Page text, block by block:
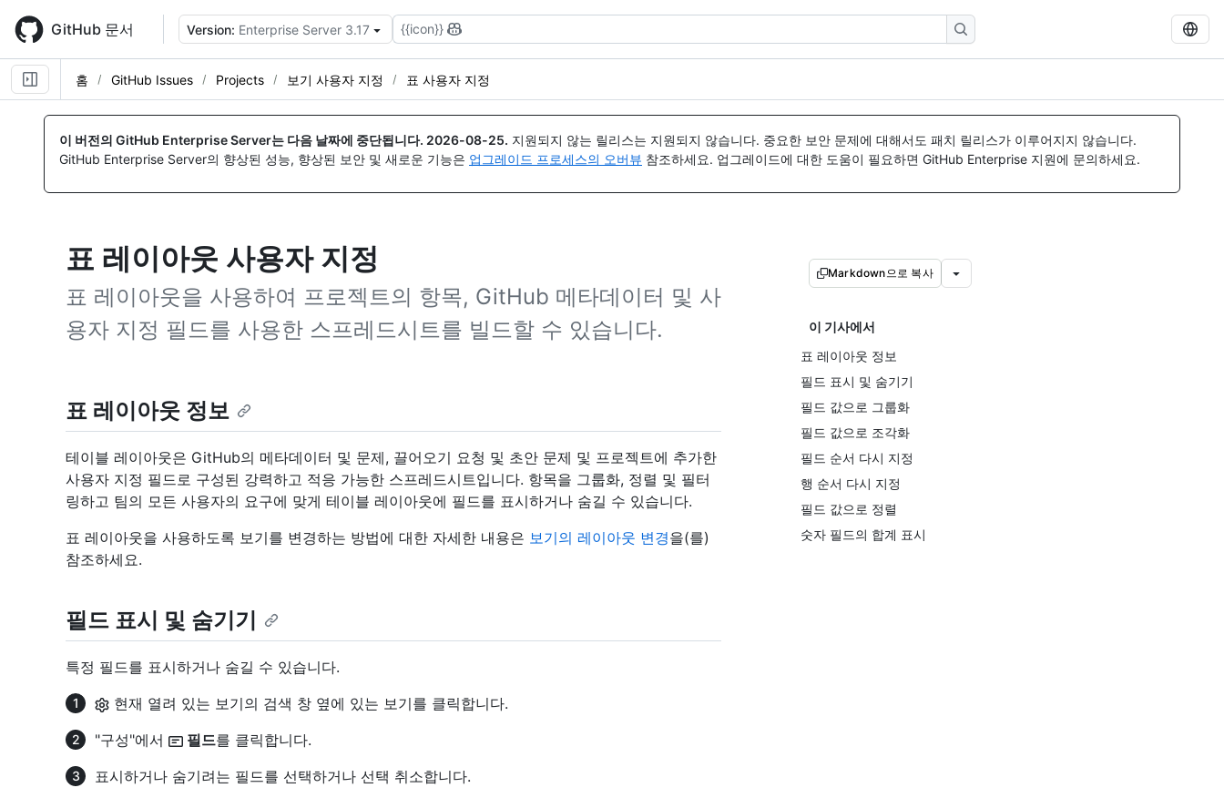
main
content
GitHub 문서 Version: Enterprise Server 3.17 {{icon}}
홈 GitHub Issues Projects 보기 사용자 지정 표 사용자 지정
이 버전의 GitHub Enterprise Server는 다음 날짜에 중단됩니다. 2026-08-25. 지원되지 않는 릴리스는 지원되지 않습니다. 중요한 보안 문제에 대해서도 패치 릴리스가 이루어지지 않습니다.
GitHub Enterprise Server의 향상된 성능, 향상된 보안 및 새로운 기능은 업그레이드 프로세스의 오버뷰 참조하세요. 업그레이드에 대한 도움이 필요하면 GitHub Enterprise 지원에 문의하세요.
표 레이아웃 사용자 지정
표 레이아웃을 사용하여 프로젝트의 항목, GitHub 메타데이터 및 사
용자 지정 필드를 사용한 스프레드시트를 빌드할 수 있습니다.
Markdown으로 복사
이 기사에서
표 레이아웃 정보
필드 표시 및 숨기기
필드 값으로 그룹화
필드 값으로 조각화
필드 순서 다시 지정
행 순서 다시 지정
필드 값으로 정렬
숫자 필드의 합계 표시
표 레이아웃 정보
테이블 레이아웃은 GitHub의 메타데이터 및 문제, 끌어오기 요청 및 초안 문제 및 프로젝트에 추가한
사용자 지정 필드로 구성된 강력하고 적응 가능한 스프레드시트입니다. 항목을 그룹화, 정렬 및 필터
링하고 팀의 모든 사용자의 요구에 맞게 테이블 레이아웃에 필드를 표시하거나 숨길 수 있습니다.
표 레이아웃을 사용하도록 보기를 변경하는 방법에 대한 자세한 내용은 보기의 레이아웃 변경을(를)
참조하세요.
필드 표시 및 숨기기
특정 필드를 표시하거나 숨길 수 있습니다.
현재 열려 있는 보기의 검색 창 옆에 있는 보기를 클릭합니다.
"구성"에서
필드를 클릭합니다.
표시하거나 숨기려는 필드를 선택하거나 선택 취소합니다.